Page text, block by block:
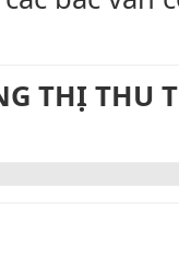
THỊ THU